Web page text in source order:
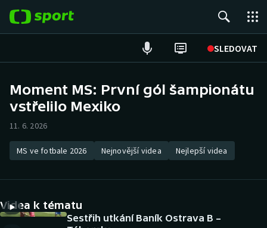
SLEDOVAT
ME v plavání
Hokej
DALŠÍ SPORTY
Moment MS: První gól šampionátu
vstřelilo Mexiko
11. 6. 2026
MS ve fotbale 2026 Nejnovější videa Nejlepší videa
Videa k tématu
Sestřih utkání Baník Ostrava B –